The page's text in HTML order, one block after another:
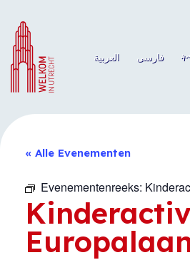
naar
de
inhoud
العربية
فارسی
« Alle Evenementen
Evenementenreeks: